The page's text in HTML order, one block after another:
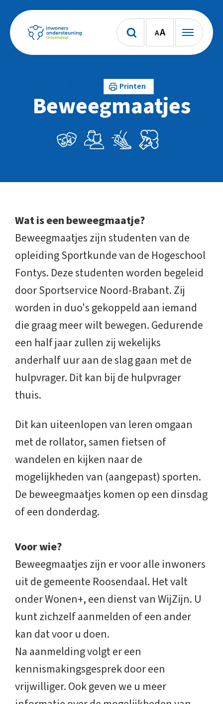
AA
Printen
Beweegmaatjes
Wat is een beweegmaatje?
Beweegmaatjes zijn studenten van de
opleiding Sportkunde van de Hogeschool
Fontys. Deze studenten worden begeleid
door Sportservice Noord-Brabant. Zij
worden in duo's gekoppeld aan iemand
die graag meer wilt bewegen. Gedurende
een half jaar zullen zij wekelijks
anderhalf uur aan de slag gaan met de
hulpvrager. Dit kan bij de hulpvrager
thuis.
Dit kan uiteenlopen van leren omgaan
met de rollator, samen fietsen of
wandelen en kijken naar de
mogelijkheden van (aangepast) sporten.
De beweegmaatjes komen op een dinsdag
of een donderdag.
Voor wie?
Beweegmaatjes zijn er voor alle inwoners
uit de gemeente Roosendaal. Het valt
onder Wonen+, een dienst van WijZijn. U
kunt zichzelf aanmelden of een ander
kan dat voor u doen.
Na aanmelding volgt er een
kennismakingsgesprek door een
vrijwilliger. Ook geven we u meer